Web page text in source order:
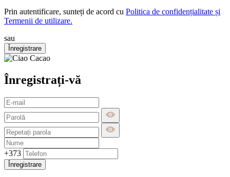
Prin autentificare, sunteți de acord cu Politica de confidențialitate și
Termenii de utilizare.
sau
Înregistrare
Înregistrați-vă
+373
Înregistrare